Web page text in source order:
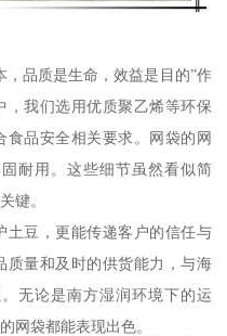
品质是生命，效益是目的”作
，我们选用优质聚乙烯等环保
食品安全相关要求。网袋的网
耐用。这些细节虽然看似简
键。
土豆，更能传递客户的信任与
质量和及时的供货能力，与海
无论是南方湿润环境下的运
网袋都能表现出色。